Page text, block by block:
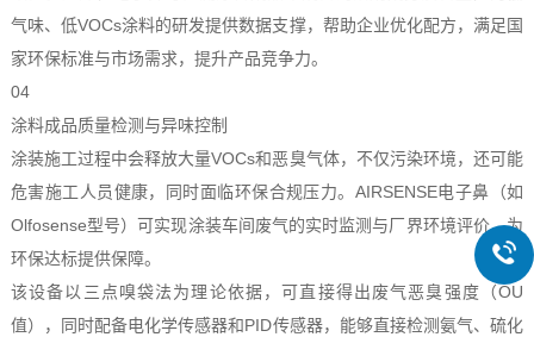
气味、低VOCs涂料的研发提供数据支撑，帮助企业优化配方，满足国
家环保标准与市场需求，提升产品竞争力。
04
涂料成品质量检测与异味控制
涂装施工过程中会释放大量VOCs和恶臭气体，不仅污染环境，还可能
危害施工人员健康，同时面临环保合规压力。AIRSENSE电子鼻（如
Olfosense型号）可实现涂装车间废气的实时监测与厂界环境评价，为
环保达标提供保障。
该设备以三点嗅袋法为理论依据，可直接得出废气恶臭强度（OU
值），同时配备电化学传感器和PID传感器，能够直接检测氨气、硫化